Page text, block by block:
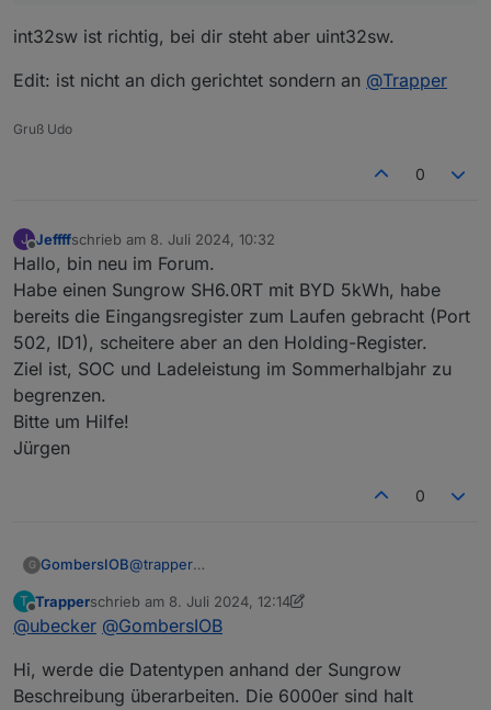
int32sw ist richtig, bei dir steht aber uint32sw.
Edit: ist nicht an dich gerichtet sondern an @Trapper
Gruß Udo
0
J
Offline
Jeffffschrieb am 8. Juli 2024, 10:32
zuletzt editiert von
Hallo, bin neu im Forum.
Habe einen Sungrow SH6.0RT mit BYD 5kWh, habe
bereits die Eingangsregister zum Laufen gebracht (Port
502, ID1), scheitere aber an den Holding-Register.
Ziel ist, SOC und Ladeleistung im Sommerhalbjahr zu
begrenzen.
Bitte um Hilfe!
Jürgen
0
G GombersIOB@trapper
13007 ein "signed integer", die Beschreibung
"int32sw" war also richtig. Ich habs nochmal
Und für meine Input-Register-Tabelle bin ich das
Handbuch anhand der Vorschläge aus diesem
T
Offline
Trapperschrieb am 8. Juli 2024, 12:14
zuletzt editiert von Trapper 7. Aug. 2024, 14:15
@ubecker @GombersIOB
Hi, werde die Datentypen anhand der Sungrow
Beschreibung überarbeiten. Die 6000er sind halt